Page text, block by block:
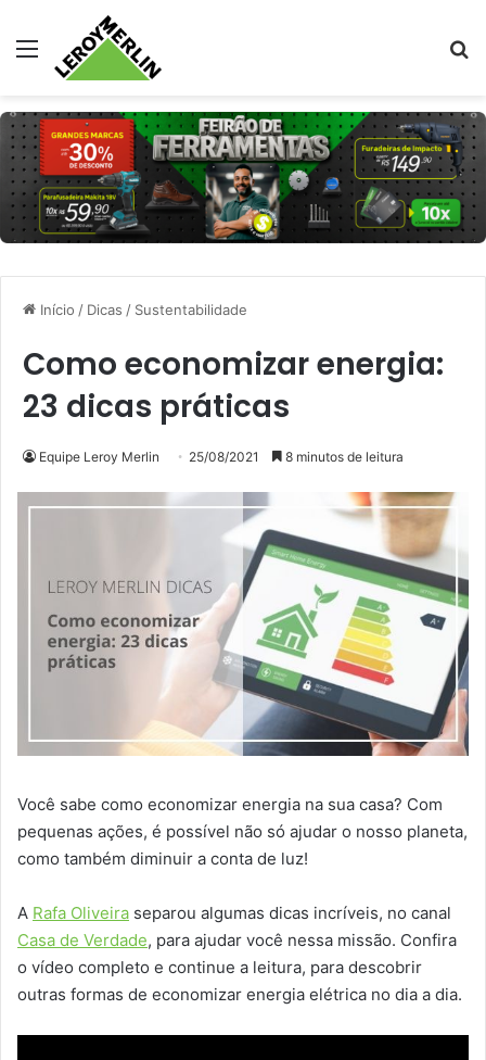
Menu
Início / Dicas / Sustentabilidade
Como economizar energia:
23 dicas práticas
Equipe Leroy Merlin 25/08/2021 8 minutos de leitura
Você sabe como economizar energia na sua casa? Com
pequenas ações, é possível não só ajudar o nosso planeta,
como também diminuir a conta de luz!
A Rafa Oliveira separou algumas dicas incríveis, no canal
Casa de Verdade, para ajudar você nessa missão. Confira
o vídeo completo e continue a leitura, para descobrir
outras formas de economizar energia elétrica no dia a dia.